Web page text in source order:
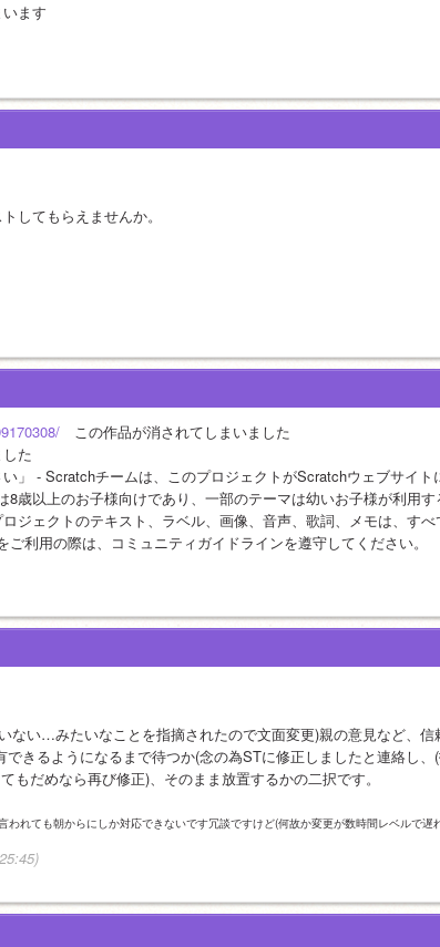
ます
してもらえませんか。
この作品が消されてしまいました
た
」 - Scratchチームは、このプロジェクトがScratchウェブサイト
歳以上のお子様向けであり、一部のテーマは幼いお子様が利用
ジェクトのテキスト、ラベル、画像、音声、歌詞、メモは、す
利用の際は、コミュニティガイドラインを遵守してください。
ない…みたいなことを指摘されたので文面変更)親の意見など、信
きるようになるまで待つか(念の為STに修正しましたと連絡し、
もだめなら再び修正)、そのまま放置するかの二択です。
れても朝からにしか対応できないです冗談ですけど(何故か変更が数時間レベルで遅